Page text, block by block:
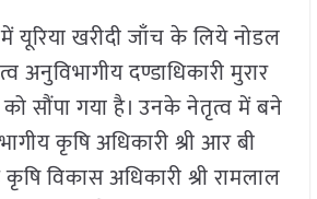
यूरिया खरीदी जाँच के लिये नोडल
अनुविभागीय दण्डाधिकारी मुरार
को सौंपा गया है। उनके नेतृत्व में बने
कृषि अधिकारी श्री आर बी
विकास अधिकारी श्री रामलाल